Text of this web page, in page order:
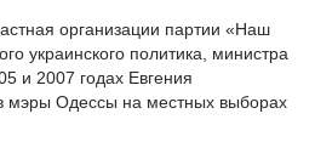
организации партии «Наш
украинского политика, министра
и 2007 годах Евгения
мэры Одессы на местных выборах